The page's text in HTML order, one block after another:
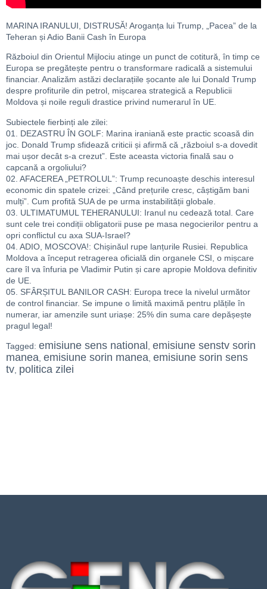
MARINA IRANULUI, DISTRUSĂ! Aroganța lui Trump, „Pacea” de la
Teheran și Adio Banii Cash în Europa
Războiul din Orientul Mijlociu atinge un punct de cotitură, în timp ce
Europa se pregătește pentru o transformare radicală a sistemului
financiar. Analizăm astăzi declarațiile șocante ale lui Donald Trump
despre profiturile din petrol, mișcarea strategică a Republicii
Moldova și noile reguli drastice privind numerarul în UE.
Subiectele fierbinți ale zilei:
01. DEZASTRU ÎN GOLF: Marina iraniană este practic scoasă din
joc. Donald Trump sfidează criticii și afirmă că „războiul s-a dovedit
mai ușor decât s-a crezut”. Este aceasta victoria finală sau o
capcană a orgoliului?
02. AFACEREA „PETROLUL”: Trump recunoaște deschis interesul
economic din spatele crizei: „Când prețurile cresc, câștigăm bani
mulți”. Cum profită SUA de pe urma instabilității globale.
03. ULTIMATUMUL TEHERANULUI: Iranul nu cedează total. Care
sunt cele trei condiții obligatorii puse pe masa negocierilor pentru a
opri conflictul cu axa SUA-Israel?
04. ADIO, MOSCOVA!: Chișinăul rupe lanțurile Rusiei. Republica
Moldova a început retragerea oficială din organele CSI, o mișcare
care îl va înfuria pe Vladimir Putin și care apropie Moldova definitiv
de UE.
05. SFÂRȘITUL BANILOR CASH: Europa trece la nivelul următor
de control financiar. Se impune o limită maximă pentru plățile în
numerar, iar amenzile sunt uriașe: 25% din suma care depășește
pragul legal!
Tagged: emisiune sens national emisiune senstv sorin
manea emisiune sorin manea emisiune sorin sens
tv politica zilei